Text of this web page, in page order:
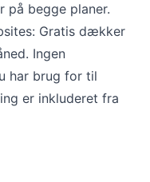
på begge planer.
Gratis dækker
Ingen
har brug for til
er inkluderet fra